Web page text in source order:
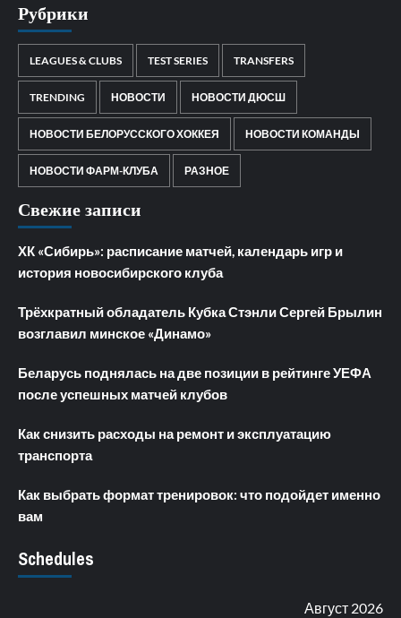
Рубрики
LEAGUES & CLUBS TEST SERIES TRANSFERS
TRENDING НОВОСТИ НОВОСТИ ДЮСШ
НОВОСТИ БЕЛОРУССКОГО ХОККЕЯ НОВОСТИ КОМАНДЫ
НОВОСТИ ФАРМ-КЛУБА РАЗНОЕ
Свежие записи
ХК «Сибирь»: расписание матчей, календарь игр и
история новосибирского клуба
Трёхкратный обладатель Кубка Стэнли Сергей Брылин
возглавил минское «Динамо»
Беларусь поднялась на две позиции в рейтинге УЕФА
после успешных матчей клубов
Как снизить расходы на ремонт и эксплуатацию
транспорта
Как выбрать формат тренировок: что подойдет именно
вам
Schedules
Август 2026